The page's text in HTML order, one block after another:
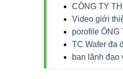
CÔNG TY
Video giới
porofile ỐNG
TC Wafer đa
ban lãnh đạo